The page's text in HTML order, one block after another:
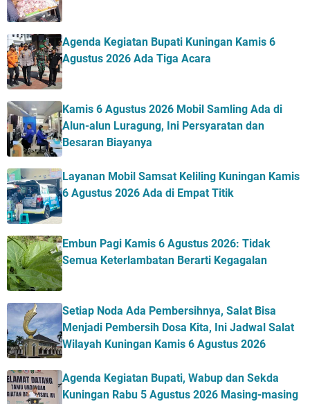
Agenda Kegiatan Bupati Kuningan Kamis 6
Agustus 2026 Ada Tiga Acara
Kamis 6 Agustus 2026 Mobil Samling Ada di
Alun-alun Luragung, Ini Persyaratan dan
Besaran Biayanya
Layanan Mobil Samsat Keliling Kuningan Kamis
6 Agustus 2026 Ada di Empat Titik
Embun Pagi Kamis 6 Agustus 2026: Tidak
Semua Keterlambatan Berarti Kegagalan
Setiap Noda Ada Pembersihnya, Salat Bisa
Menjadi Pembersih Dosa Kita, Ini Jadwal Salat
Wilayah Kuningan Kamis 6 Agustus 2026
Agenda Kegiatan Bupati, Wabup dan Sekda
Kuningan Rabu 5 Agustus 2026 Masing-masing